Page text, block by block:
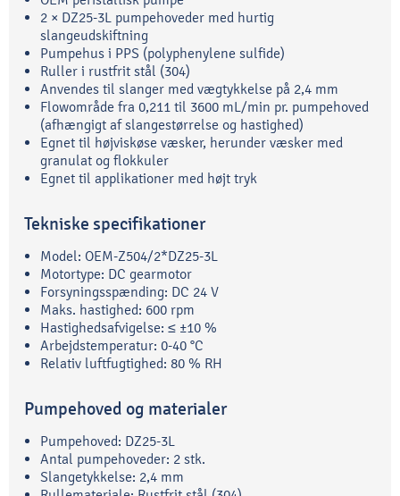
2 × DZ25-3L pumpehoveder med hurtig
slangeudskiftning
Pumpehus i PPS (polyphenylene sulfide)
Ruller i rustfrit stål (304)
Anvendes til slanger med vægtykkelse på 2,4 mm
Flowområde fra 0,211 til 3600 mL/min pr. pumpehoved
(afhængigt af slangestørrelse og hastighed)
Egnet til højviskøse væsker, herunder væsker med
granulat og flokkuler
Egnet til applikationer med højt tryk
Tekniske specifikationer
Model: OEM-Z504/2*DZ25-3L
Motortype: DC gearmotor
Forsyningsspænding: DC 24 V
Maks. hastighed: 600 rpm
Hastighedsafvigelse: ≤ ±10 %
Arbejdstemperatur: 0-40 °C
Relativ luftfugtighed: 80 % RH
Pumpehoved og materialer
Pumpehoved: DZ25-3L
Antal pumpehoveder: 2 stk.
Slangetykkelse: 2,4 mm